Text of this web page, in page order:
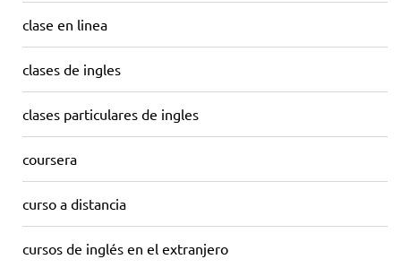
clase en linea
clases de ingles
clases particulares de ingles
coursera
curso a distancia
cursos de inglés en el extranjero